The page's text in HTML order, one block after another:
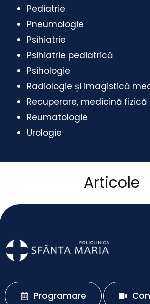
Pediatrie
Pneumologie
Psihiatrie
Psihiatrie pediatrică
Psihologie
Radiologie şi imagistică
Recuperare, medicină
Reumatologie
Urologie
Articole
Programare